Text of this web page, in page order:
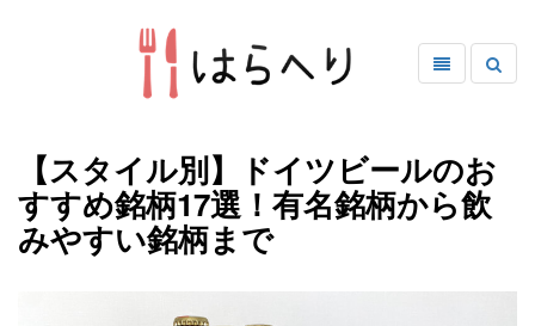
【スタイル別】ドイツビールのお
すすめ銘柄17選！有名銘柄から飲
みやすい銘柄まで